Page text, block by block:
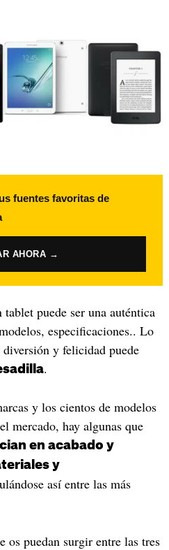
fuentes favoritas de
AHORA →
puede ser una auténtica
especificaciones.. Lo
y felicidad puede
.
y los cientos de modelos
mercado, hay algunas que
en acabado y
y
así entre las más
os puedan surgir entre las tres